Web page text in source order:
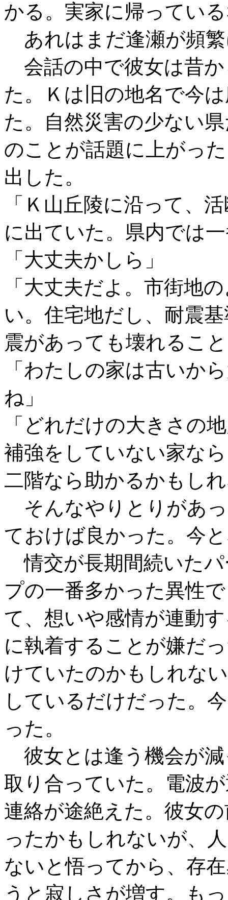
かる。実家に帰ってい
あれはまだ逢瀬が頻
会話の中で彼女は昔
た。Ｋは旧の地名で今
た。自然災害の少ない
のことが話題に上がっ
出した。
「Ｋ山丘陵に沿って、
に出ていた。県内では
「大丈夫かしら」
「大丈夫だよ。市街地
い。住宅地だし、耐震
震があっても壊れるこ
「わたしの家は古いか
ね」
「どれだけの大きさの
補強をしていない家な
二階なら助かるかもし
そんなやりとりがあ
ておけば良かった。今
情交が長期間続いた
プの一番多かった異性
て、想いや感情が連動
に執着することが嫌だ
けていたのかもしれな
しているだけだった。
った。
彼女とは逢う機会が
取り合っていた。電波
連絡が途絶えた。彼女
ったかもしれないが、
ないと悟ってから、存
うと寂しさが増す。も